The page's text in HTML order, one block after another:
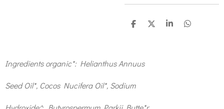
D
D
S
D
Ingredients organic*: Helianthus Annuus
Seed Oil*, Cocos Nucifera Oil*, Sodium